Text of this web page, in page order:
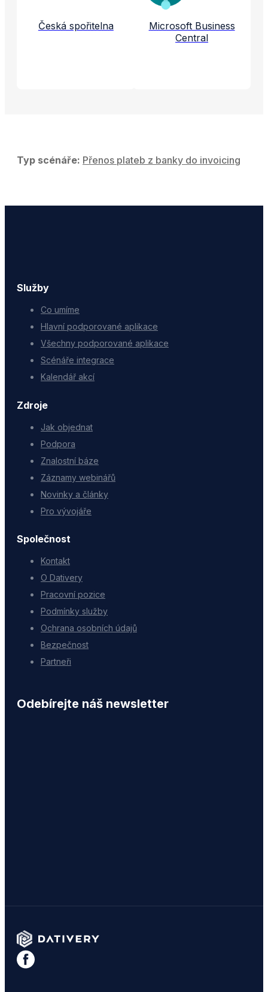
Česká spořitelna
Microsoft Business
Central
Typ scénáře: Přenos plateb z banky do invoicing
Služby
Co umíme
Hlavní podporované aplikace
Všechny podporované aplikace
Scénáře integrace
Kalendář akcí
Zdroje
Jak objednat
Podpora
Znalostní báze
Záznamy webinářů
Novinky a články
Pro vývojáře
Společnost
Kontakt
O Dativery
Pracovní pozice
Podmínky služby
Ochrana osobních údajů
Bezpečnost
Partneři
Odebírejte náš newsletter